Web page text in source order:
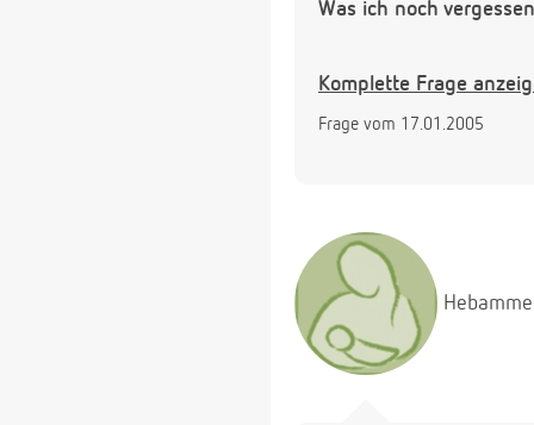
Was ich noch
Liebe Grüße
Komplette Frage
Frage vom 17.01.2005
Hebamme